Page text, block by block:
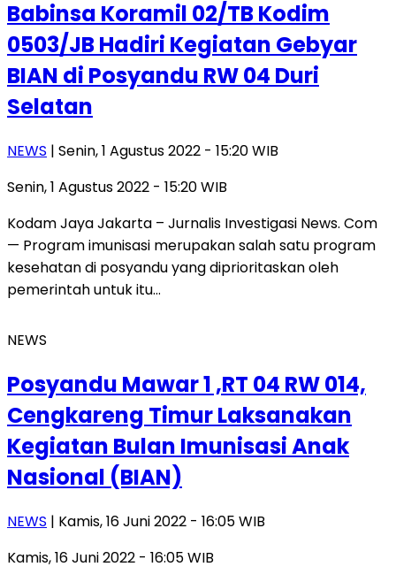
Babinsa Koramil 02/TB Kodim
0503/JB Hadiri Kegiatan Gebyar
BIAN di Posyandu RW 04 Duri
Selatan
NEWS | Senin, 1 Agustus 2022 - 15:20 WIB
Senin, 1 Agustus 2022 - 15:20 WIB
Kodam Jaya Jakarta – Jurnalis Investigasi News. Com
— Program imunisasi merupakan salah satu program
kesehatan di posyandu yang diprioritaskan oleh
pemerintah untuk itu…
NEWS
Posyandu Mawar 1 ,RT 04 RW 014,
Cengkareng Timur Laksanakan
Kegiatan Bulan Imunisasi Anak
Nasional (BIAN)
NEWS | Kamis, 16 Juni 2022 - 16:05 WIB
Kamis, 16 Juni 2022 - 16:05 WIB